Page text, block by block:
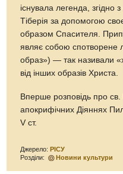
існувала легенда, згідно
Тіберія за допомогою
образом Спасителя.
являє собою спотворене
образ») — так називали
від інших образів Христа.
Вперше розповідь про св.
апокрифічних Діяннях
V ст.
Джерело: РІСУ
Розділи:
Новини культури